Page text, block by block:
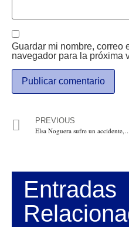
Guardar mi nombre, correo
navegador para la próxima
PREVIOUS
Elsa Noguera sufre un accidente, es operada
Entradas